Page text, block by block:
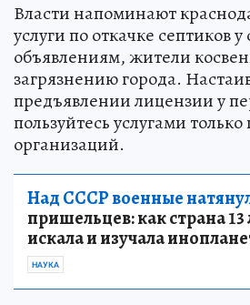
Власти напоминают
услуги по откачке септиков
объявлениям, жители
загрязнению города.
предъявлении лицензии у
пользуйтесь услугами
организаций.
Над СССР военные
пришельцев: как страна 13
искала и изучала
НАУКА